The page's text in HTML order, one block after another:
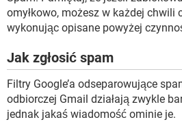
omyłkowo, możesz w każdej chwili
wykonując opisane powyżej
Jak zgłosić spam
Filtry Google’a odseparowujące
odbiorczej Gmail działają zwykle
jednak jakaś wiadomość ominie je.